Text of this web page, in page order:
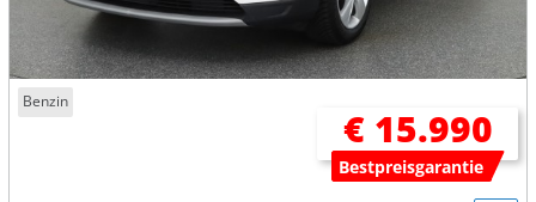
Benzin
€ 15.990
Bestpreisgarantie